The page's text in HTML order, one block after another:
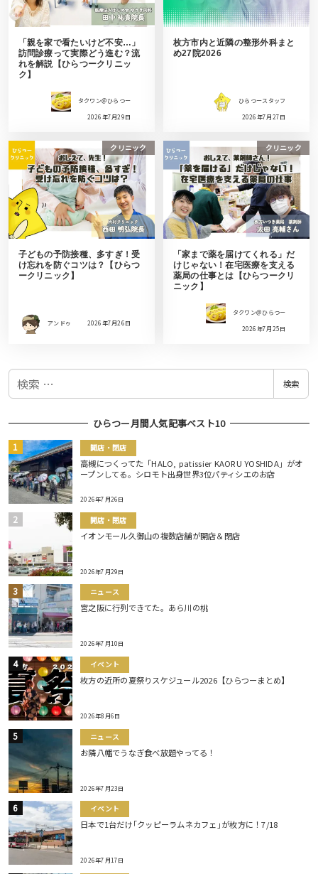
「親を家で看たいけど不安…」
訪問診療って実際どう進む？流
れを解説【ひらつークリニッ
ク】
タクワン＠ひらつー
2026年7月29日
枚方市内と近隣の整形外科まと
め27院2026
ひらつースタッフ
2026年7月27日
クリニック
子どもの予防接種、多すぎ！受
け忘れを防ぐコツは？【ひらつ
ークリニック】
アンドゥ 2026年7月26日
クリニック
「家まで薬を届けてくれる」だ
けじゃない！在宅医療を支える
薬局の仕事とは【ひらつークリ
ニック】
タクワン＠ひらつー
2026年7月25日
検
検索
ひらつー月間人気記事ベスト10
開店・閉店
高槻につくってた「HALO, patissier KAORU YOSHIDA」がオ
ープンしてる。シロモト出身世界3位パティシエのお店
2026年7月26日
開店・閉店
イオンモール久御山の複数店舗が開店＆閉店
2026年7月29日
ニュース
宮之阪に行列できてた。あら川の桃
2026年7月10日
イベント
枚方の近所の夏祭りスケジュール2026【ひらつーまとめ】
2026年8月6日
ニュース
お隣八幡でうなぎ食べ放題やってる！
2026年7月23日
イベント
日本で1台だけ｢クッピーラムネカフェ｣が枚方に！7/18
2026年7月17日